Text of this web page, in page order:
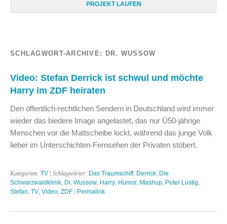
PROJEKT LAUFEN
SCHLAGWORT-ARCHIVE: DR. WUSSOW
Video: Stefan Derrick ist schwul und möchte
Harry im ZDF heiraten
Den öffentlich-rechtlichen Sendern in Deutschland wird immer
wieder das biedere Image angelastet, das nur Ü50-jährige
Menschen vor die Mattscheibe lockt, während das junge Volk
lieber im Unterschichten-Fernsehen der Privaten stöbert.
Kategorien: TV | Schlagwörter: Das Traumschiff, Derrick Die
Schwarzwaldklinik Dr. Wussow Harry Humor Mashup Peter Lustig
Stefan TV Video ZDF | Permalink